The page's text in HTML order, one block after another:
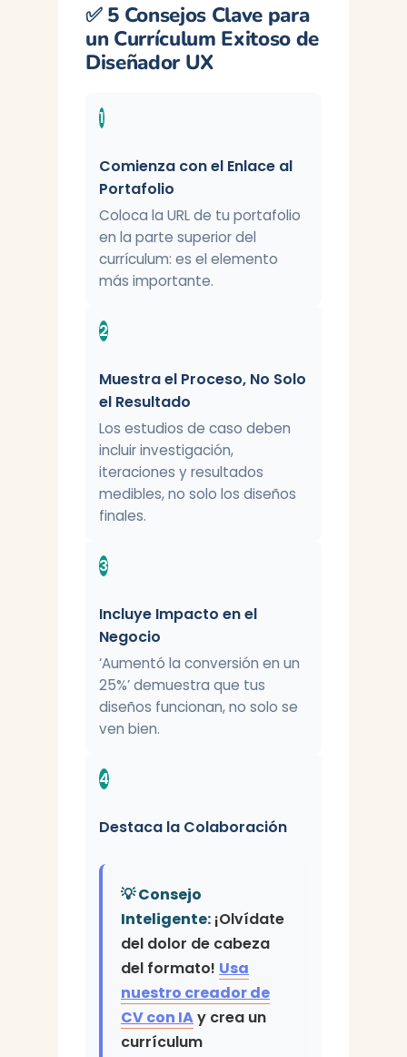
✅ 5 Consejos Clave para
un Currículum Exitoso de
Diseñador UX
1
Comienza con el Enlace al
Portafolio
Coloca la URL de tu portafolio
en la parte superior del
currículum: es el elemento
más importante.
2
Muestra el Proceso, No Solo
el Resultado
Los estudios de caso deben
incluir investigación,
iteraciones y resultados
medibles, no solo los diseños
finales.
3
Incluye Impacto en el
Negocio
‘Aumentó la conversión en un
25%’ demuestra que tus
diseños funcionan, no solo se
ven bien.
4
Destaca la Colaboración
💡 Consejo
Inteligente: ¡Olvídate
del dolor de cabeza
del formato! Usa
nuestro creador de
CV con IAy crea un
currículum